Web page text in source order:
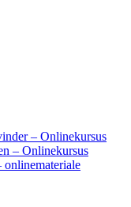
– Onlinekursus
– Onlinekursus
onlinemateriale